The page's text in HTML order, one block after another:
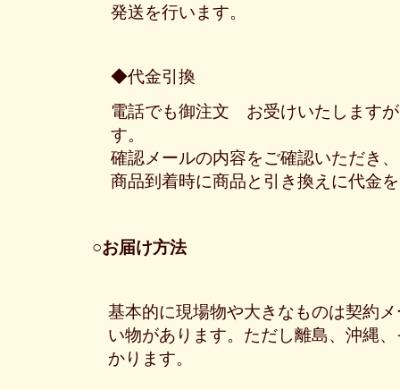
発送を行います。
◆代金引換
電話でも御注文 お受けいたします
す。
確認メールの内容をご確認いただき
商品到着時に商品と引き換えに代金
○お届け方法
基本的に現場物や大きなものは契約
い物があります。ただし離島、沖縄
かります。